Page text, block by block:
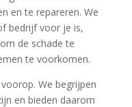
en te repareren.​ We
bedrijf voor je is,
de schade te
te voorkomen.​
We begrijpen
en bieden daarom